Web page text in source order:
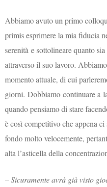
Abbiamo avuto un primo
primis esprimere la mia fiducia
serenità e sottolineare quanto
attraverso il suo lavoro.
momento attuale, di cui
giorni. Dobbiamo continuare a
quando pensiamo di stare
è così competitivo che appena
fondo molto velocemente,
alta l’asticella della
–Sicuramente avrà già visto